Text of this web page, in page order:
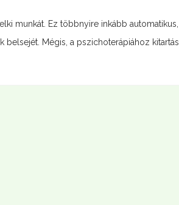
munkát. Ez többnyire inkább automatikus,
Mégis, a pszichoterápiához kitartás